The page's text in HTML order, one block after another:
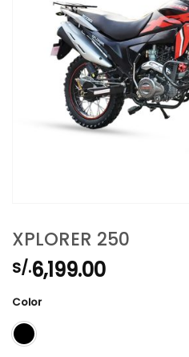
XPLORER 250
S/.6,199.00
Color